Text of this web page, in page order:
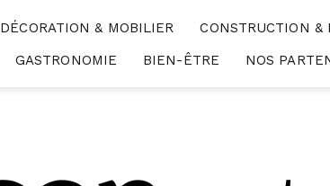
DÉCORATION & MOBILIER
CONSTRUCTION &
GASTRONOMIE BIEN-ÊTRE NOS